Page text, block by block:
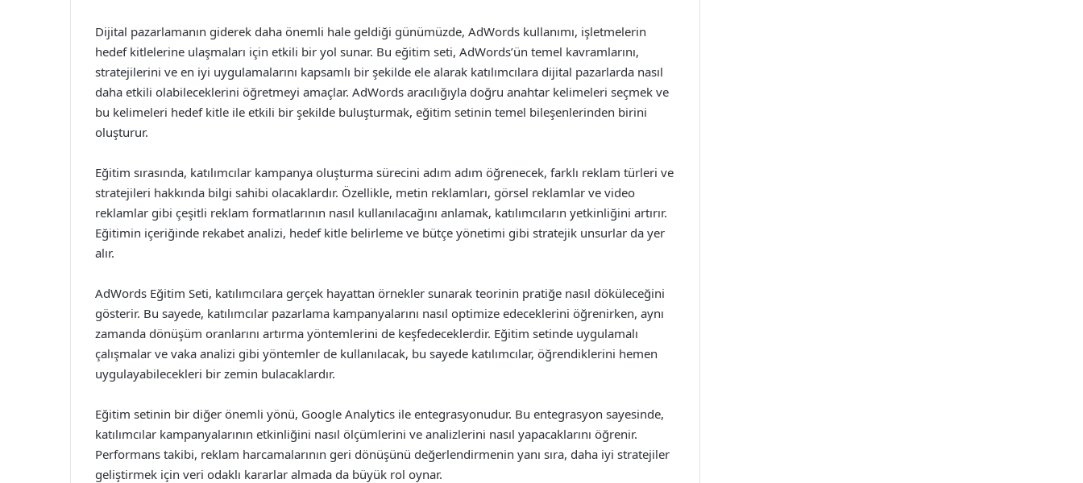
Dijital pazarlamanın giderek daha önemli hale geldiği günümüzde, AdWords kullanımı, işletmelerin
hedef kitlelerine ulaşmaları için etkili bir yol sunar. Bu eğitim seti, AdWords’ün temel kavramlarını,
stratejilerini ve en iyi uygulamalarını kapsamlı bir şekilde ele alarak katılımcılara dijital pazarlarda nasıl
daha etkili olabileceklerini öğretmeyi amaçlar. AdWords aracılığıyla doğru anahtar kelimeleri seçmek ve
bu kelimeleri hedef kitle ile etkili bir şekilde buluşturmak, eğitim setinin temel bileşenlerinden birini
oluşturur.
Eğitim sırasında, katılımcılar kampanya oluşturma sürecini adım adım öğrenecek, farklı reklam türleri ve
stratejileri hakkında bilgi sahibi olacaklardır. Özellikle, metin reklamları, görsel reklamlar ve video
reklamlar gibi çeşitli reklam formatlarının nasıl kullanılacağını anlamak, katılımcıların yetkinliğini artırır.
Eğitimin içeriğinde rekabet analizi, hedef kitle belirleme ve bütçe yönetimi gibi stratejik unsurlar da yer
alır.
AdWords Eğitim Seti, katılımcılara gerçek hayattan örnekler sunarak teorinin pratiğe nasıl döküleceğini
gösterir. Bu sayede, katılımcılar pazarlama kampanyalarını nasıl optimize edeceklerini öğrenirken, aynı
zamanda dönüşüm oranlarını artırma yöntemlerini de keşfedeceklerdir. Eğitim setinde uygulamalı
çalışmalar ve vaka analizi gibi yöntemler de kullanılacak, bu sayede katılımcılar, öğrendiklerini hemen
uygulayabilecekleri bir zemin bulacaklardır.
Eğitim setinin bir diğer önemli yönü, Google Analytics ile entegrasyonudur. Bu entegrasyon sayesinde,
katılımcılar kampanyalarının etkinliğini nasıl ölçümlerini ve analizlerini nasıl yapacaklarını öğrenir.
Performans takibi, reklam harcamalarının geri dönüşünü değerlendirmenin yanı sıra, daha iyi stratejiler
geliştirmek için veri odaklı kararlar almada da büyük rol oynar.